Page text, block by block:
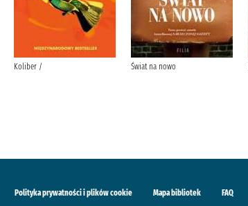
Koliber / Świat na nowo
Polityka prywatności i plików cookie Mapa bibliotek FAQ